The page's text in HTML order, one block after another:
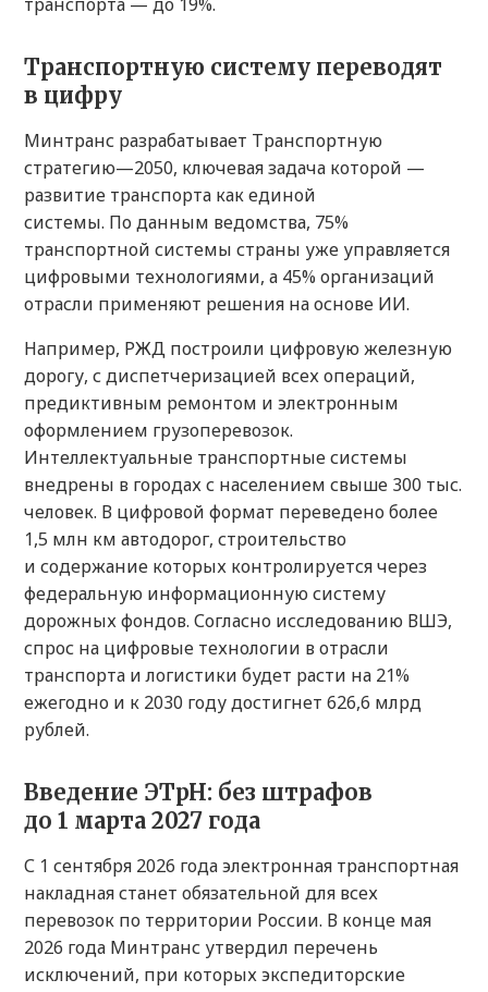
транспорта — до 19%.
Транспортную систему переводят
в цифру
Минтранс разрабатывает Транспортную
стратегию—2050, ключевая задача которой —
развитие транспорта как единой
системы. По данным ведомства, 75%
транспортной системы страны уже управляется
цифровыми технологиями, а 45% организаций
отрасли применяют решения на основе ИИ.
Например, РЖД построили цифровую железную
дорогу, с диспетчеризацией всех операций,
предиктивным ремонтом и электронным
оформлением грузоперевозок.
Интеллектуальные транспортные системы
внедрены в городах с населением свыше 300 тыс.
человек. В цифровой формат переведено более
1,5 млн км автодорог, строительство
и содержание которых контролируется через
федеральную информационную систему
дорожных фондов. Согласно исследованию ВШЭ,
спрос на цифровые технологии в отрасли
транспорта и логистики будет расти на 21%
ежегодно и к 2030 году достигнет 626,6 млрд
рублей.
Введение ЭТрН: без штрафов
до 1 марта 2027 года
С 1 сентября 2026 года электронная транспортная
накладная станет обязательной для всех
перевозок по территории России. В конце мая
2026 года Минтранс утвердил перечень
исключений, при которых экспедиторские